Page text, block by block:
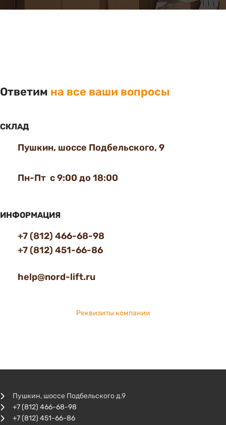
Ответим на все ваши вопросы
СКЛАД
Пушкин, шоссе Подбельского, 9
Пн-Пт с 9:00 до 18:00
ИНФОРМАЦИЯ
+7 (812) 466-68-98
+7 (812) 451-66-86
help@nord-lift.ru
Реквизиты компании
Пушкин, шоссе Подбельского д.9
+7 (812) 466-68-98
+7 (812) 451-66-86